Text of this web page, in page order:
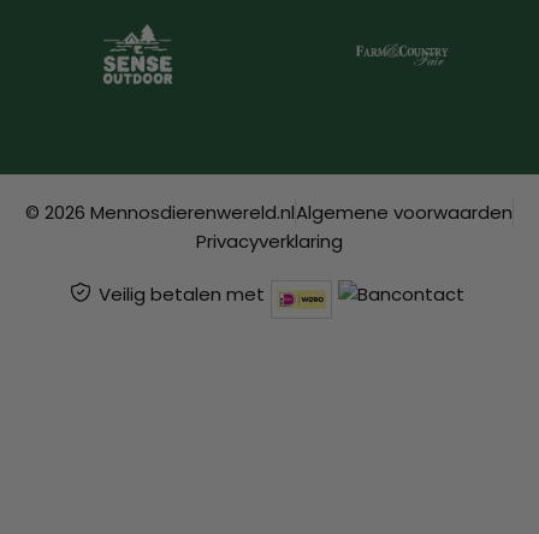
© 2026 Mennosdierenwereld.nlAlgemene voorwaarden
Privacyverklaring
Veilig betalen met